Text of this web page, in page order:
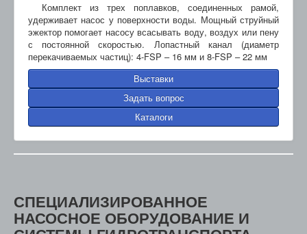
Комплект из трех поплавков, соединенных рамой,
удерживает насос у поверхности воды. Мощный струйный
эжектор помогает насосу всасывать воду, воздух или пену
с постоянной скоростью. Лопастный канал (диаметр
перекачиваемых частиц): 4-FSP – 16 мм и 8-FSP – 22 мм
Выставки
Задать вопрос
Каталоги
СПЕЦИАЛИЗИРОВАННОЕ
НАСОСНОЕ ОБОРУДОВАНИЕ И